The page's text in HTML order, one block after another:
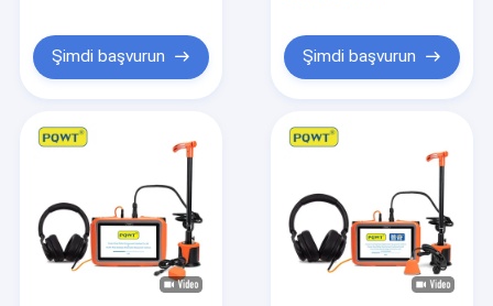
Şimdi başvurun Şimdi başvurun